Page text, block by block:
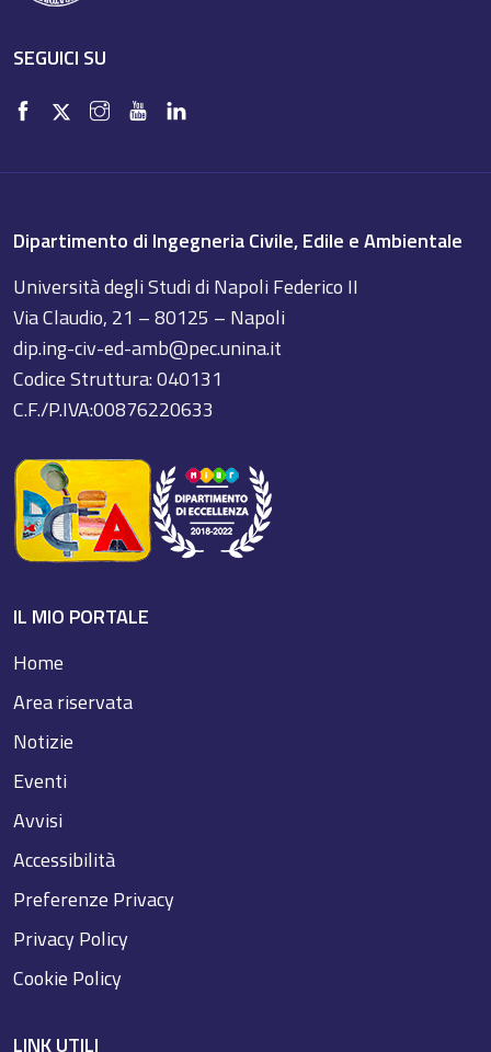
SEGUICI SU
Dipartimento di Ingegneria Civile, Edile e Ambientale
Università degli Studi di Napoli Federico II
Via Claudio, 21 – 80125 – Napoli
dip.ing-civ-ed-amb@pec.unina.it
Codice Struttura: 040131
C.F./P.IVA:00876220633
IL MIO PORTALE
Home
Area riservata
Notizie
Eventi
Avvisi
Accessibilità
Preferenze Privacy
Privacy Policy
Cookie Policy
LINK UTILI